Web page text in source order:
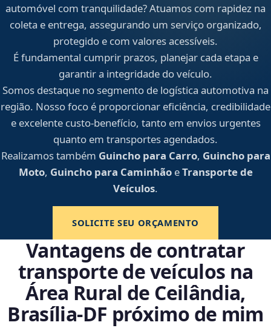
automóvel com tranquilidade? Atuamos com rapidez na
coleta e entrega, assegurando um serviço organizado,
protegido e com valores acessíveis.
É fundamental cumprir prazos, planejar cada etapa e
garantir a integridade do veículo.
Somos destaque no segmento de logística automotiva na
região. Nosso foco é proporcionar eficiência, credibilidade
e excelente custo-benefício, tanto em envios urgentes
quanto em transportes agendados.
Realizamos também Guincho para Carro, Guincho para
Moto, Guincho para CaminhãoeTransporte de
Veículos.
SOLICITE SEU ORÇAMENTO
Vantagens de contratar
transporte de veículos na
Área Rural de Ceilândia,
Brasília‑DF próximo de mim